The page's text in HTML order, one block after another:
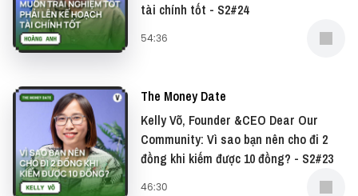
tài chính tốt - S2#24
54:36
The Money Date
Kelly Võ, Founder &CEO Dear Our
Community: Vì sao bạn nên cho đi 2
đồng khi kiếm được 10 đồng? - S2#23
46:30